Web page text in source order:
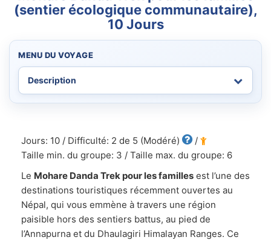
(sentier écologique communautaire),
10 Jours
MENU DU VOYAGE
Jours: 10 / Difficulté: 2 de 5 (Modéré)
/
Taille min. du groupe: 3 / Taille max. du groupe: 6
Le Mohare Danda Trek pour les familles est l’une des
destinations touristiques récemment ouvertes au
Népal, qui vous emmène à travers une région
paisible hors des sentiers battus, au pied de
l’Annapurna et du Dhaulagiri Himalayan Ranges. Ce